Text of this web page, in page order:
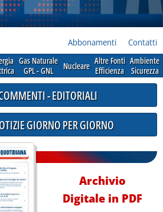
Abbonamenti Contatti
Gas Naturale
GPL - GNL
Nucleare Altre Fonti
Efficienza
Ambiente
Sicurezza
- EDITORIALI
GIORNO PER GIORNO
Archivio
Digitale in PDF